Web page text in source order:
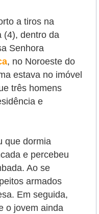
a tiros na
(4), dentro da
Senhora
, no Noroeste do
estava no imóvel
três homens
e
que dormia
e percebeu
Ao se
armados
Em seguida,
o jovem ainda